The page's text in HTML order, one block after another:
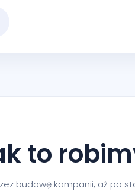
to
budowę kampanii, aż po